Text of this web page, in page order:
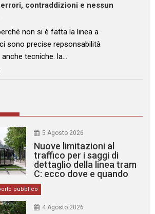
contraddizioni e nessun
non si è fatta la linea a
sono precise repsonsabilità
tecniche. la…
5 Agosto 2026
Nuove limitazioni al
traffico per i saggi di
dettaglio della linea tram
C: ecco dove e quando
pubblico
4 Agosto 2026